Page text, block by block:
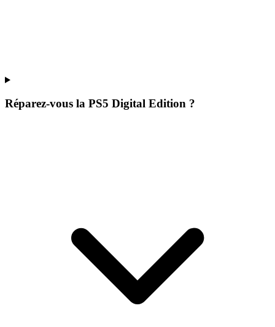
Réparez-vous la PS5 Digital Edition ?